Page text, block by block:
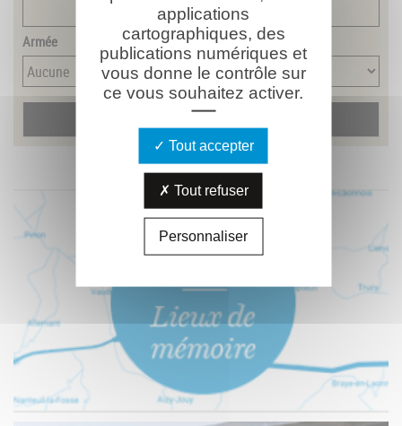
Armée
applications
cartographiques, des
publications numériques et
vous donne le contrôle sur
ce vous souhaitez activer.
Tout accepter
Tout refuser
Personnaliser